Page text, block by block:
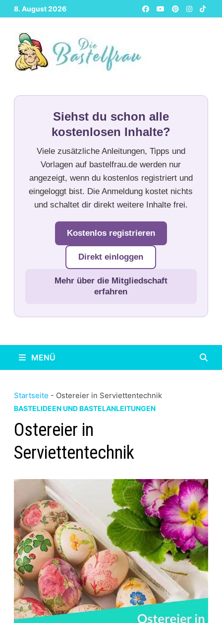
Zurück
zum
Inhalt
8. August 2026
Siehst du schon alle
kostenlosen Inhalte?
Viele zusätzliche Anleitungen, Tipps und
Vorlagen auf bastelfrau.de werden nur
angezeigt, wenn du kostenlos registriert und
eingeloggt bist. Die Anmeldung kostet nichts
und schaltet dir direkt weitere Inhalte frei.
Kostenlos registrieren
Direkt einloggen
Mehr über die Mitgliedschaft
erfahren
MENÜ
Startseite - Ostereier in Serviettentechnik
BASTELIDEEN UND BASTELANLEITUNGEN
Ostereier in
Serviettentechnik